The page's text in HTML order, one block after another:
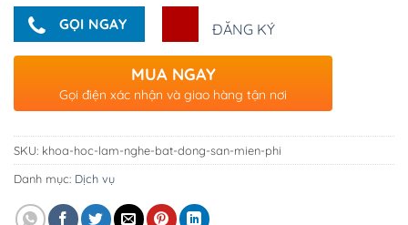
GỌI NGAY ĐĂNG KÝ
MUA NGAY
Gọi điện xác nhận và giao hàng tận nơi
SKU: khoa-hoc-lam-nghe-bat-dong-san-mien-phi
Danh mục: Dịch vụ